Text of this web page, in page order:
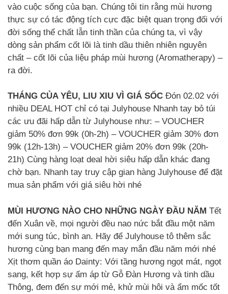
vào cuộc sống của bạn. Chúng tôi tin rằng mùi hương
thực sự có tác động tích cực đặc biệt quan trọng đối với
đời sống thể chất lẫn tinh thần của chúng ta, vì vậy
dòng sản phẩm cốt lõi là tinh dầu thiên nhiên nguyên
chất – cốt lõi của liệu pháp mùi hương (Aromatherapy) –
ra đời.
THÁNG CỦA YÊU, LIU XIU VÌ GIÁ SỐC Đón 02.02 với
nhiều DEAL HOT chỉ có tại Julyhouse Nhanh tay bỏ túi
các ưu đãi hấp dẫn từ Julyhouse như: – VOUCHER
giảm 50% đơn 99k (0h-2h) – VOUCHER giảm 30% đơn
99k (12h-13h) – VOUCHER giảm 20% đơn 99k (20h-
21h) Cùng hàng loạt deal hời siêu hấp dẫn khác đang
chờ bạn. Nhanh tay truy cập gian hàng Julyhouse để đặt
mua sản phẩm với giá siêu hời nhé
MÙI HƯƠNG NÀO CHO NHỮNG NGÀY ĐẦU NĂM Tết
đến Xuân về, mọi người đều nao nức bắt đầu một năm
mới sung túc, bình an. Hãy để Julyhouse tô thêm sắc
hương cùng bạn mang đến may mắn đầu năm mới nhé
Xịt thơm quần áo Dainty: Với tầng hương ngọt mát, ngọt
sang, kết hợp sự ấm áp từ Gỗ Đàn Hương và tinh dầu
Thông, đem đến sự mới mẻ, khử mùi hôi và ẩm mốc tốt